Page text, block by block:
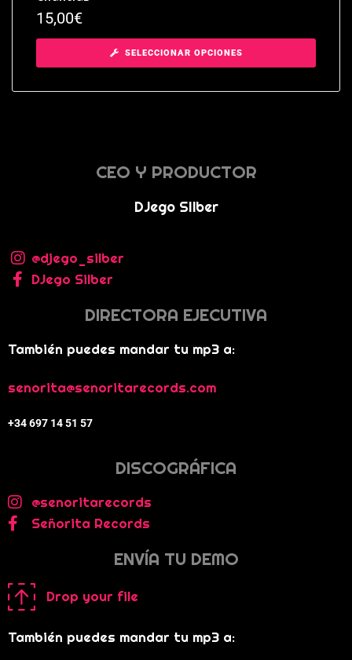
15,00€
SELECCIONAR OPCIONES
CEO Y PRODUCTOR
DJego SIlber
@djego_silber
DJego Silber
DIRECTORA EJECUTIVA
También puedes mandar tu mp3 a:
senorita@senoritarecords.com
+34 697 14 51 57
DISCOGRÁFICA
@senoritarecords
Señorita Records
ENVÍA TU DEMO
Drop your file
También puedes mandar tu mp3 a: